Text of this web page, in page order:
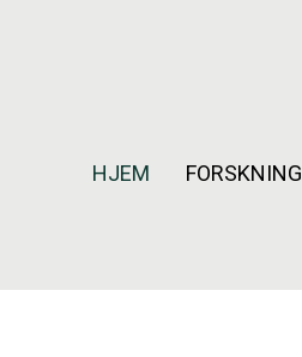
HJEM FORSKNING